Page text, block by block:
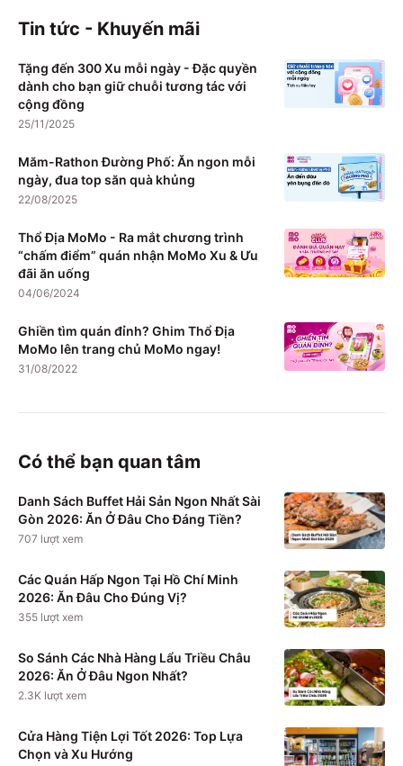
Tin tức - Khuyến mãi
Tặng đến 300 Xu mỗi ngày - Đặc quyền
dành cho bạn giữ chuỗi tương tác với
cộng đồng
25/11/2025
Măm-Rathon Đường Phố: Ăn ngon mỗi
ngày, đua top săn quà khủng
22/08/2025
Thổ Địa MoMo - Ra mắt chương trình
“chấm điểm” quán nhận MoMo Xu & Ưu
đãi ăn uống
04/06/2024
Ghiền tìm quán đỉnh? Ghim Thổ Địa
MoMo lên trang chủ MoMo ngay!
31/08/2022
Có thể bạn quan tâm
Danh Sách Buffet Hải Sản Ngon Nhất Sài
Gòn 2026: Ăn Ở Đâu Cho Đáng Tiền?
707 lượt xem
Các Quán Hấp Ngon Tại Hồ Chí Minh
2026: Ăn Đâu Cho Đúng Vị?
355 lượt xem
So Sánh Các Nhà Hàng Lẩu Triều Châu
2026: Ăn Ở Đâu Ngon Nhất?
2.3K lượt xem
Cửa Hàng Tiện Lợi Tốt 2026: Top Lựa
Chọn và Xu Hướng